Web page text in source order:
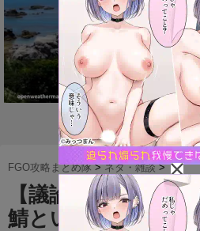
FGO攻略まとめ隊 >ネタ・雑談 >
【議論】性能でお
鯖というと。。。。